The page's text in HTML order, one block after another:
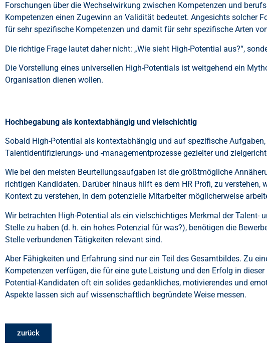
Forschungen über die Wechselwirkung zwischen Kompetenzen und
Kompetenzen einen Zugewinn an Validität bedeutet. Angesichts solcher
für sehr spezifische Kompetenzen und damit für sehr spezifische Arten
Die richtige Frage lautet daher nicht: „Wie sieht High-Potential aus?“,
Die Vorstellung eines universellen High-Potentials ist weitgehend ein
Organisation dienen wollen.
Hochbegabung als kontextabhängig und vielschichtig
Sobald High-Potential als kontextabhängig und auf spezifische
Talentidentifizierungs- und -managementprozesse gezielter und
Wie bei den meisten Beurteilungsaufgaben ist die größtmögliche
richtigen Kandidaten. Darüber hinaus hilft es dem HR Profi, zu
Kontext zu verstehen, in dem potenzielle Mitarbeiter möglicherweise
Wir betrachten High-Potential als ein vielschichtiges Merkmal der
Stelle zu haben (d. h. ein hohes Potenzial für was?), benötigen die
Stelle verbundenen Tätigkeiten relevant sind.
Aber Fähigkeiten und Erfahrung sind nur ein Teil des Gesamtbildes. Zu
Kompetenzen verfügen, die für eine gute Leistung und den Erfolg in
Potential-Kandidaten oft ein solides gedankliches, motivierendes und
Aspekte lassen sich auf wissenschaftlich begründete Weise messen.
zurück